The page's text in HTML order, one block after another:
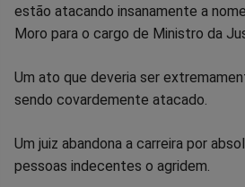
FacebookWhatsappTwitter
estão atacando insanamente a
Moro para o cargo de Ministro da
Um ato que deveria ser
sendo covardemente atacado.
Um juiz abandona a carreira por
pessoas indecentes o agridem.